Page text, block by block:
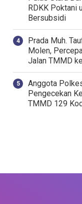
RDKK Poktani
Bersubsidi
Prada Muh.
Molen,
Jalan TMMD
Anggota
Pengecekan
TMMD 129